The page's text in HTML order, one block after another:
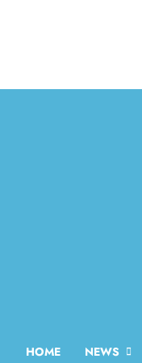
HOME NEWS